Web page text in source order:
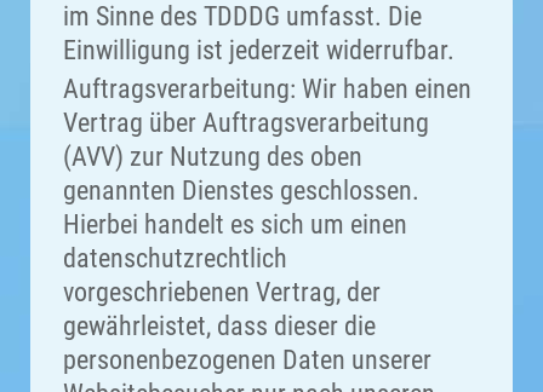
im Sinne des TDDDG umfasst. Die
Einwilligung ist jederzeit widerrufbar.
Auftragsverarbeitung: Wir haben einen
Vertrag über Auftragsverarbeitung
(AVV) zur Nutzung des oben
genannten Dienstes geschlossen.
Hierbei handelt es sich um einen
datenschutzrechtlich
vorgeschriebenen Vertrag, der
gewährleistet, dass dieser die
personenbezogenen Daten unserer